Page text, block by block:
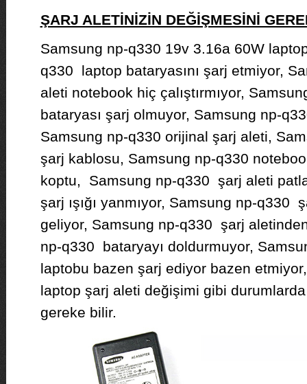
ŞARJ ALETİNİZİN DEĞİŞMESİNİ
Samsung np-q330 19v 3.16a 60W
q330 laptop bataryasını şarj etmiyor,
aleti notebook hiç çalıştırmıyor,
bataryası şarj olmuyor, Samsung np-
Samsung np-q330 orijinal şarj aleti,
şarj kablosu, Samsung np-q330
koptu, Samsung np-q330 şarj aleti
şarj ışığı yanmıyor, Samsung np-q330
geliyor, Samsung np-q330 şarj
np-q330 bataryayı doldurmuyor,
laptobu bazen şarj ediyor bazen
laptop şarj aleti değişimi gibi
gereke bilir.